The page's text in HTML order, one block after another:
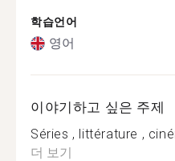
학습언어
영어
이야기하고 싶은 주제
Séries , littérature ,
더 보기